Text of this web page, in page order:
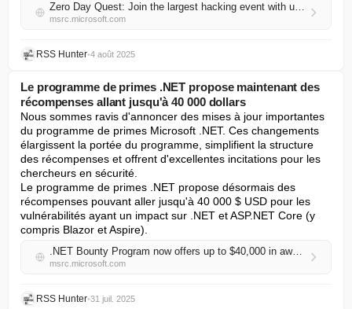
Zero Day Quest: Join the largest hacking event with up to $5 million in total bounty awards
msrc.microsoft.com
RSS Hunter•4 août 2025
Le programme de primes .NET propose maintenant des
récompenses allant jusqu'à 40 000 dollars
Nous sommes ravis d'annoncer des mises à jour importantes
du programme de primes Microsoft .NET. Ces changements
élargissent la portée du programme, simplifient la structure
des récompenses et offrent d'excellentes incitations pour les
chercheurs en sécurité.
Le programme de primes .NET propose désormais des
récompenses pouvant aller jusqu'à 40 000 $ USD pour les
vulnérabilités ayant un impact sur .NET et ASP.NET Core (y
compris Blazor et Aspire).
.NET Bounty Program now offers up to $40,000 in awards
msrc.microsoft.com
RSS Hunter•31 juil. 2025